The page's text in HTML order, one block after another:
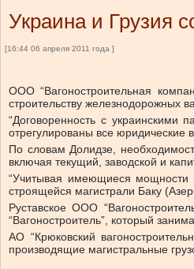
Украина и Грузия
[16:44 06 апреля 2011 года ]
ООО “Вагоностроительная
строительству железнодорожных
“Договоренность с украинскими
отрегулированы все юридические
По словам Долидзе,
включая текущий, заводской и
“Учитывая имеющиеся мощности
строящейся магистрали Баку
Руставское ООО
“Вагоностроитель”, который
АО “Крюковский
производящие магистральные